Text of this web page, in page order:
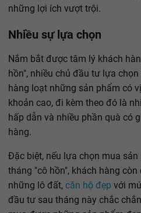
những lợi ích vượt trội.
Nhiều sự lựa chọn
Nắm bắt được tâm lý khách
hồn", nhiều chủ đầu tư lựa
hàng loạt những sản phẩm có
khoản cao, đi kèm theo đó là
hấp dẫn và nhiều phần quà có
hàng.
Đặc biệt, nếu lựa chọn mua
tháng "cô hồn", khách hàng
những lô đất, căn hộ đẹp với
đầu tư sau tháng này chắc